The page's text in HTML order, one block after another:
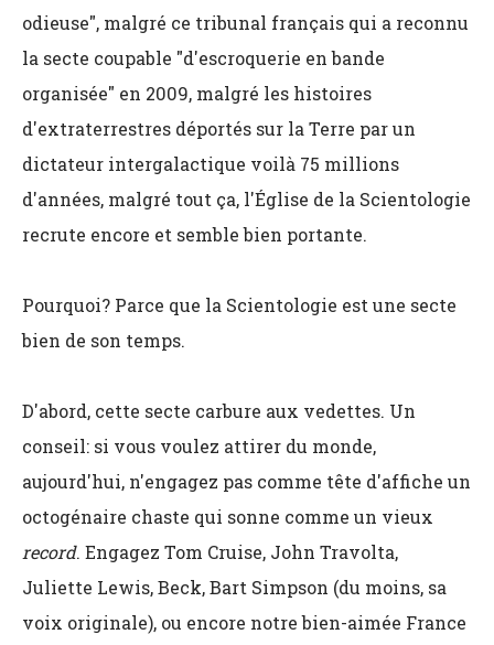
odieuse", malgré ce tribunal français qui a reconnu
la secte coupable "d'escroquerie en bande
organisée" en 2009, malgré les histoires
d'extraterrestres déportés sur la Terre par un
dictateur intergalactique voilà 75 millions
d'années, malgré tout ça, l'Église de la Scientologie
recrute encore et semble bien portante.
Pourquoi? Parce que la Scientologie est une secte
bien de son temps.
D'abord, cette secte carbure aux vedettes. Un
conseil: si vous voulez attirer du monde,
aujourd'hui, n'engagez pas comme tête d'affiche un
octogénaire chaste qui sonne comme un vieux
record. Engagez Tom Cruise, John Travolta,
Juliette Lewis, Beck, Bart Simpson (du moins, sa
voix originale), ou encore notre bien-aimée France